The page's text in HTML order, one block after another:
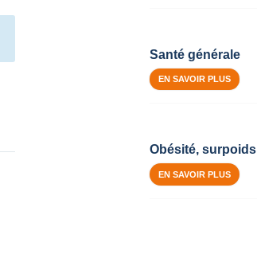
Santé générale
EN SAVOIR PLUS
Obésité, surpoids
EN SAVOIR PLUS